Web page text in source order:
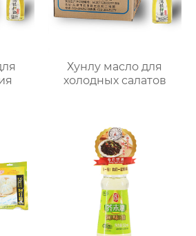
Хунлу масло для
холодных салатов